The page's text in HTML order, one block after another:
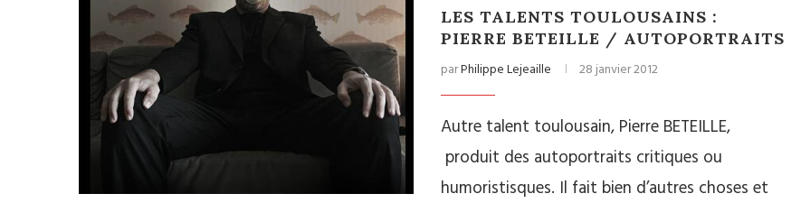
LES TALENTS TOULOUSAINS :
PIERRE BETEILLE / AUTOPORTRAITS
parPhilippe Lejeaille 28 janvier 2012
Autre talent toulousain, Pierre BETEILLE,
produit des autoportraits critiques ou
humoristisques. Il fait bien d’autres choses et